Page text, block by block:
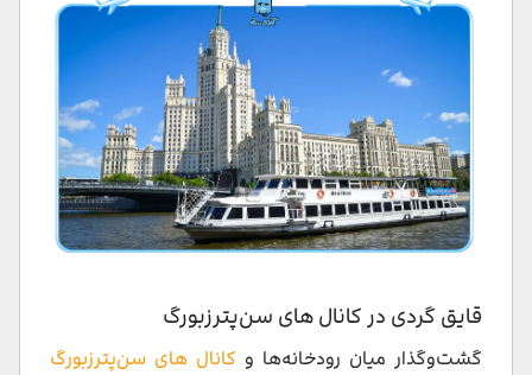
قایق‌ گردی در کانال‌ های سن‌پترزبورگ
گشت‌وگذار میان رودخانه‌ها و کانال های سن‌پترزبورگ